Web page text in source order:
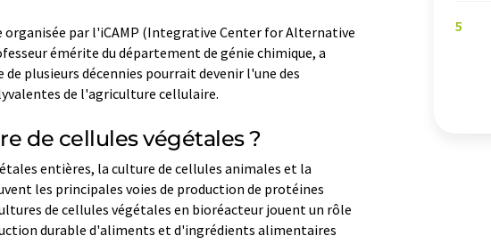
organisée par l'iCAMP (Integrative Center for Alternative
émérite du département de génie chimique, a
plusieurs décennies pourrait devenir l'une des
de l'agriculture cellulaire.
de cellules végétales ?
entières, la culture de cellules animales et la
les principales voies de production de protéines
de cellules végétales en bioréacteur jouent un rôle
durable d'aliments et d'ingrédients alimentaires
5